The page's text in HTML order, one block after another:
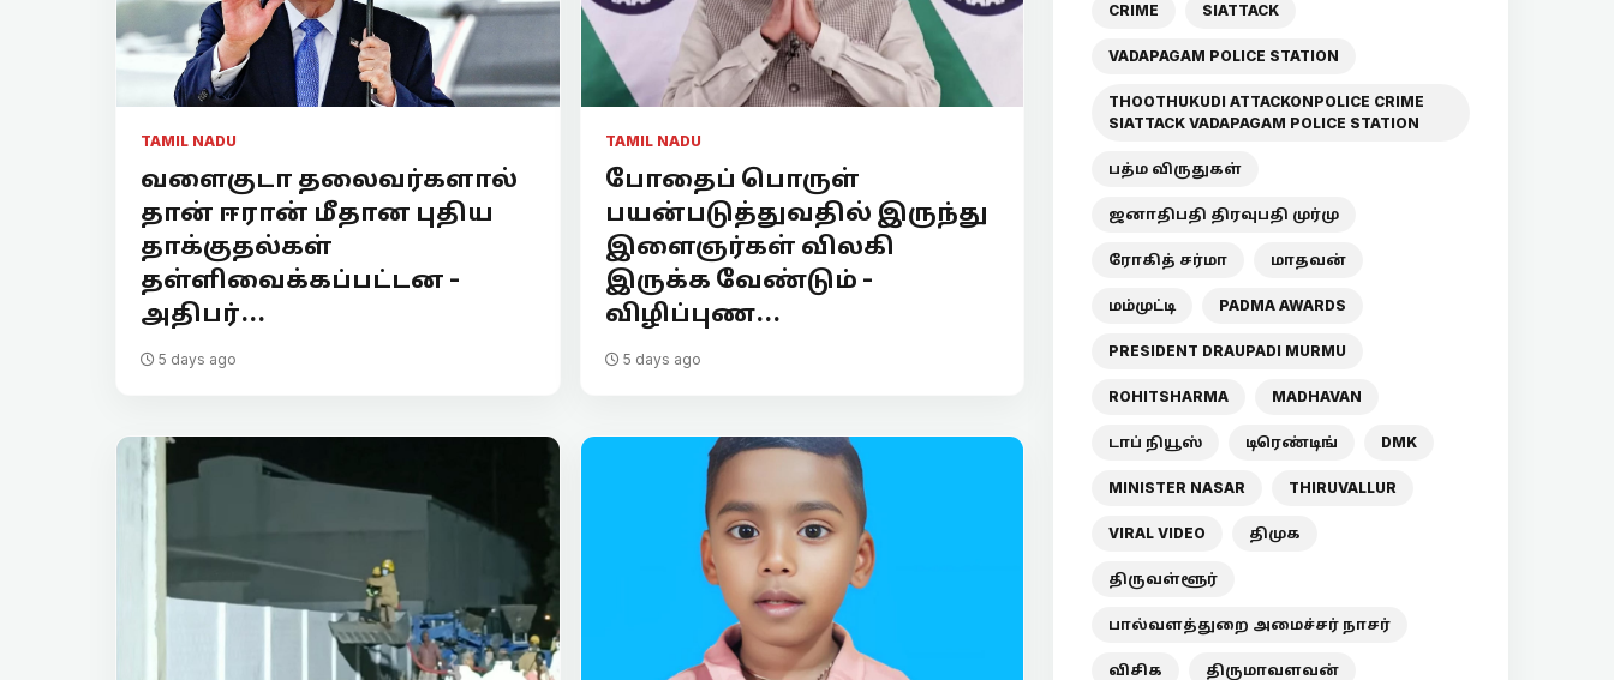
TAMIL NADU
வளைகுடா தலைவர்களால்
தான் ஈரான் மீதான புதிய
தாக்குதல்கள்
தள்ளிவைக்கப்பட்டன -
அதிபர்...
5 days ago
TAMIL NADU
போதைப் பொருள்
பயன்படுத்துவதில் இருந்து
இளைஞர்கள் விலகி
இருக்க வேண்டும் -
விழிப்புண...
5 days ago
CRIME SIATTACK
VADAPAGAM POLICE STATION
THOOTHUKUDI ATTACKONPOLICE CRIME
SIATTACK VADAPAGAM POLICE STATION
பத்ம விருதுகள்
ஜனாதிபதி திரவுபதி முர்மு
ரோகித் சர்மா மாதவன்
மம்முட்டி PADMA AWARDS
PRESIDENT DRAUPADI MURMU
ROHITSHARMA MADHAVAN
டாப் நியூஸ் டிரெண்டிங் DMK
MINISTER NASAR THIRUVALLUR
VIRAL VIDEO திமுக
திருவள்ளூர்
பால்வளத்துறை அமைச்சர் நாசர்
விசிக திருமாவளவன்